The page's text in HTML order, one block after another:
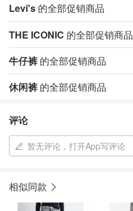
Levi's 的全部促销商品
THE ICONIC 的全部促销商品
牛仔裤 的全部促销商品
休闲裤 的全部促销商品
评论
暂无评论，打开App写评论
相似同款